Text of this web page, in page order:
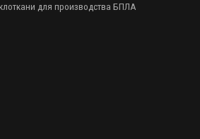
для производства БПЛА